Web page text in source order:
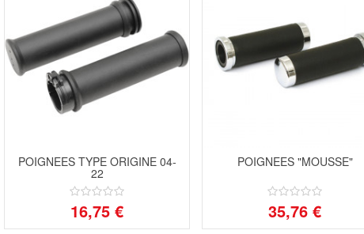
POIGNEES TYPE ORIGINE 04-
22
16,75 €
POIGNEES "MOUSSE"
35,76 €